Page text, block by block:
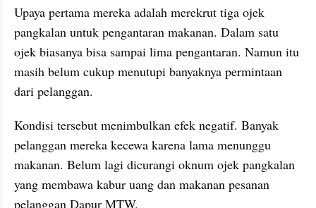
Upaya pertama mereka adalah merekrut tiga ojek
pangkalan untuk pengantaran makanan. Dalam satu
ojek biasanya bisa sampai lima pengantaran. Namun itu
masih belum cukup menutupi banyaknya permintaan
dari pelanggan.
Kondisi tersebut menimbulkan efek negatif. Banyak
pelanggan mereka kecewa karena lama menunggu
makanan. Belum lagi dicurangi oknum ojek pangkalan
yang membawa kabur uang dan makanan pesanan
pelanggan Dapur MTW.